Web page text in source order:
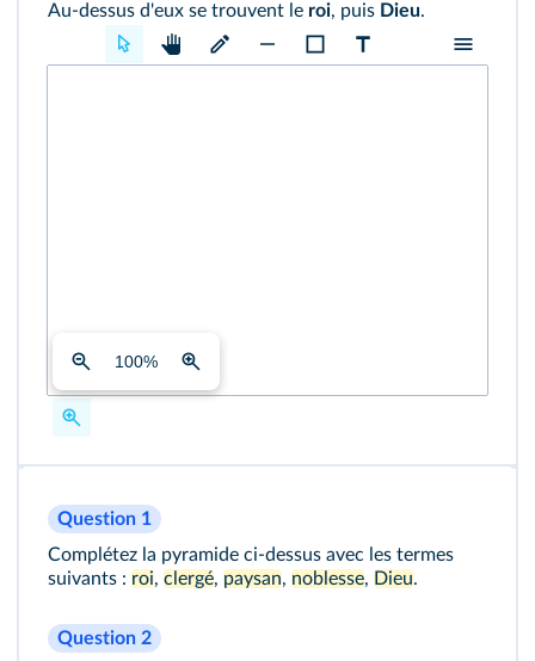
Au-dessus d'eux se trouvent le roi, puis Dieu.
100%
Question 1
Complétez la pyramide ci-dessus avec les termes
suivants : roi, clergé, paysan, noblesse, Dieu.
Question 2